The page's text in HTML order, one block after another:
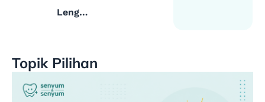
Lengkap
Gingsul
dengan
Topik Pilihan